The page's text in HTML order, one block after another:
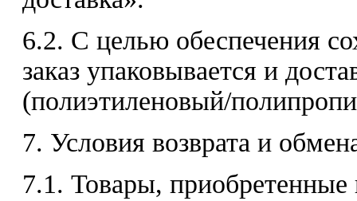
6.2. С целью обеспечения
заказ упаковывается и
(полиэтиленовый/
7. Условия возврата и
7.1. Товары, приобретенные